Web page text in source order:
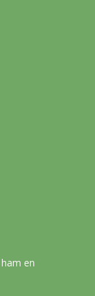
en